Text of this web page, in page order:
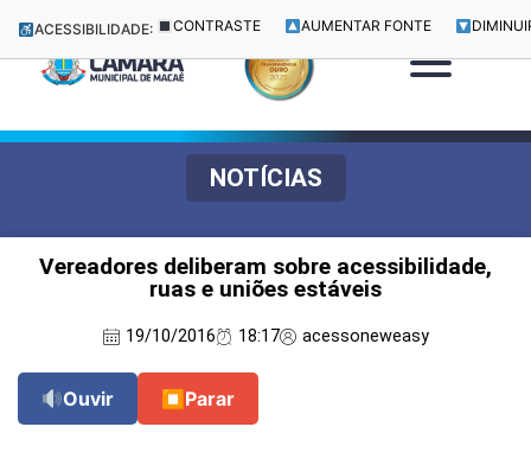
ACESSIBILIDADE: CONTRASTE AUMENTAR FONTE
NOTÍCIAS
Vereadores deliberam sobre acessibilidade,
ruas e uniões estáveis
19/10/2016 18:17 acessoneweasy
Ouvir ⏹ Parar